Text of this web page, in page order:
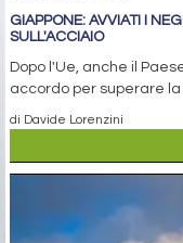
GIAPPONE: AVVIATI I
SULL'ACCIAIO
Dopo l'Ue, anche il
accordo per superare la
di Davide Lorenzini